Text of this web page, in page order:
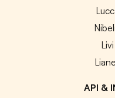
API &